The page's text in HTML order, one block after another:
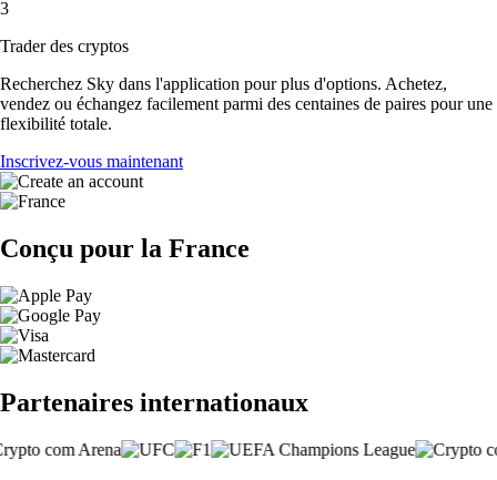
3
Trader des cryptos
Recherchez Sky dans l'application pour plus d'options. Achetez,
vendez ou échangez facilement parmi des centaines de paires pour une
flexibilité totale.
Inscrivez-vous maintenant
Conçu pour la France
Partenaires internationaux